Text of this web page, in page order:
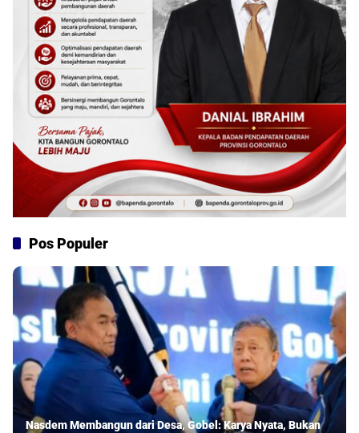
Pos Populer
Nasdem Membangun dari Desa, Gobel: Karya Nyata, Bukan